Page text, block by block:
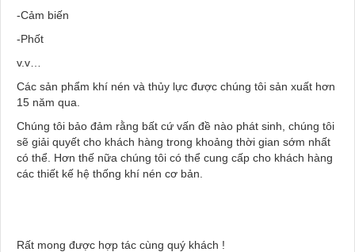
-Cảm biến
-Phốt
v.v…
Các sản phẩm khí nén và thủy lực được chúng tôi sản xuất hơn
15 năm qua.
Chúng tôi bảo đảm rằng bất cứ vấn đề nào phát sinh, chúng tôi
sẽ giải quyết cho khách hàng trong khoảng thời gian sớm nhất
có thể. Hơn thế nữa chúng tôi có thể cung cấp cho khách hàng
các thiết kế hệ thống khí nén cơ bản.
Rất mong được hợp tác cùng quý khách !